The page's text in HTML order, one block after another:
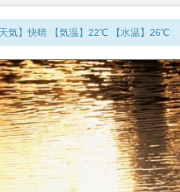
気】快晴 【気温】22℃ 【水温】26℃